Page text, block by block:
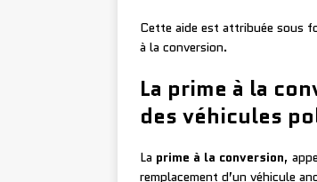
Cette aide est attribuée sous
à la conversion.
La prime à la
des véhicules
La prime à la conversion,
remplacement d’un véhicule